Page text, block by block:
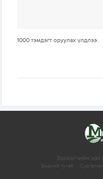
1000 тэмдэгт оруулах үлдлээ.
Зохиогчийн эрх
Бидний тухай